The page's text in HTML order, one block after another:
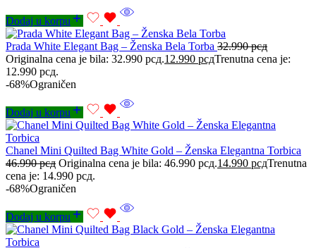
Dodaj u korpu
Prada White Elegant Bag – Ženska Bela Torba 32.990рсд
Originalna cena je bila: 32.990 рсд.12.990 рсдTrenutna cena je:
12.990 рсд.
-68%Ograničen
Dodaj u korpu
Chanel Mini Quilted Bag White Gold – Ženska Elegantna Torbica
46.990рсд Originalna cena je bila: 46.990 рсд.14.990 рсдTrenutna
cena je: 14.990 рсд.
-68%Ograničen
Dodaj u korpu